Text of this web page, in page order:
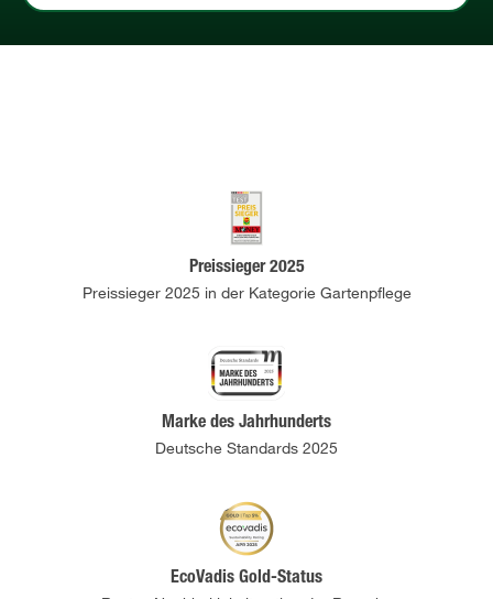
Preissieger 2025
Preissieger 2025 in der Kategorie Gartenpflege
Marke des Jahrhunderts
Deutsche Standards 2025
EcoVadis Gold-Status